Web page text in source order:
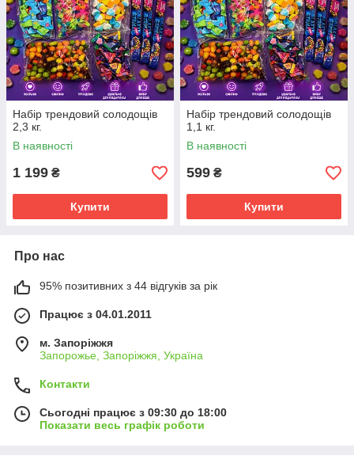
Набір трендовий солодощів
2,3 кг.
В наявності
1 199 ₴
Купити
Набір трендовий солодощів
1,1 кг.
В наявності
599 ₴
Купити
Про нас
95% позитивних з 44 відгуків за рік
Працює з 04.01.2011
м. Запоріжжя
Запорожье, Запоріжжя, Україна
Контакти
Сьогодні працює з 09:30 до 18:00
Показати весь графік роботи